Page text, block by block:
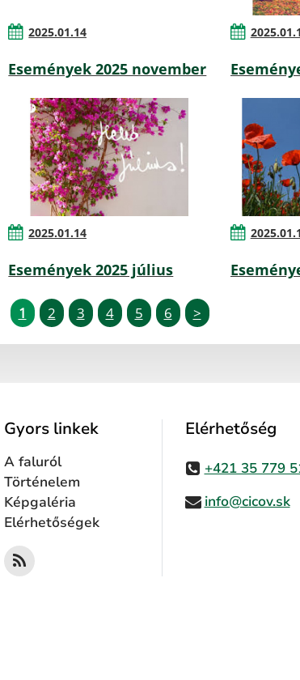
2025.01.14
Események 2025 november
2025.01.14
Események 2025 július
1 2 3 4 5 6 >
Gyors linkek
A faluról
Történelem
Képgaléria
Elérhetőségek
Elérhetőség
+421 35 779
info@cicov.sk